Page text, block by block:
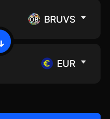
BRUVS
EUR